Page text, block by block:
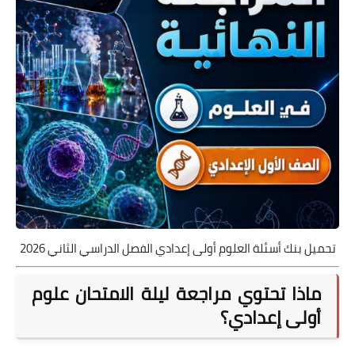
تحميل بنك أسئلة العلوم أولى إعدادي الفصل الدراسي الثاني 2026
ماذا تحتوي مراجعة ليلة الامتحان علوم
أولى إعدادي؟